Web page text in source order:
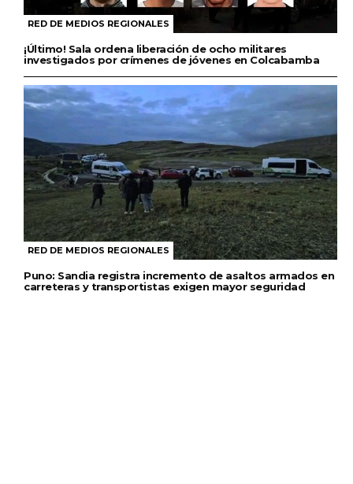
RED DE MEDIOS REGIONALES
¡Último! Sala ordena liberación de ocho militares
investigados por crímenes de jóvenes en Colcabamba
RED DE MEDIOS REGIONALES
Puno: Sandia registra incremento de asaltos armados en
carreteras y transportistas exigen mayor seguridad